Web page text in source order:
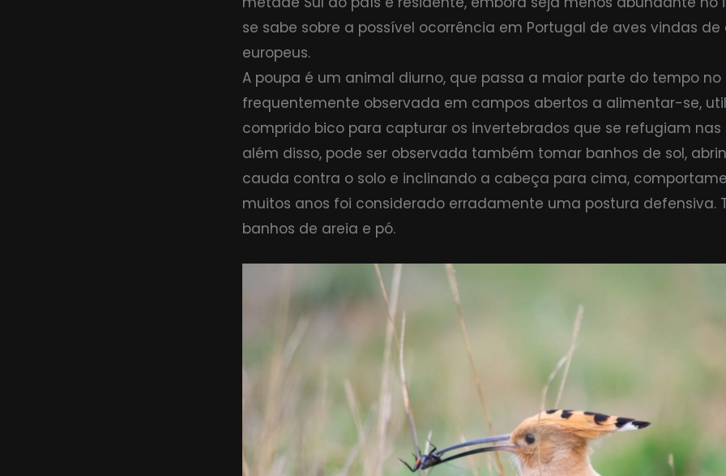
se sabe sobre a possível ocorrência em Portugal de aves vindas de
europeus.
A poupa é um animal diurno, que passa a maior parte do tempo no
frequentemente observada em campos abertos a alimentar-se,
comprido bico para capturar os invertebrados que se refugiam nas
além disso, pode ser observada também tomar banhos de sol,
cauda contra o solo e inclinando a cabeça para cima,
muitos anos foi considerado erradamente uma postura defensiva.
banhos de areia e pó.